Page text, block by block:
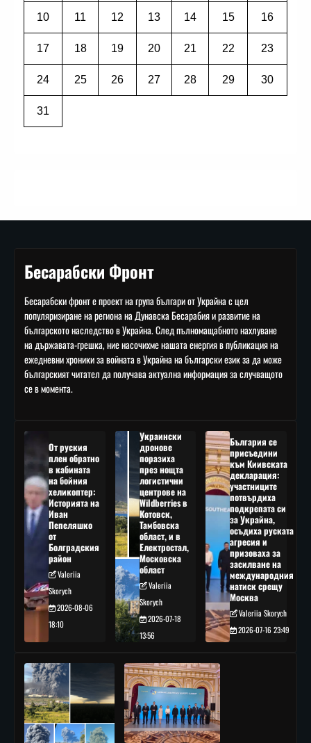
10 11 12 13 14 15 16
17 18 19 20 21 22 23
24 25 26 27 28 29 30
31
Бесарабски Фронт
Бесарабски фронт е проект на група българи от Украйна с цел
популяризиране на региона на Дунавска Бесарабия и развитие на
българското наследство в Украйна. След пълномащабното нахлуване
на държавата-грешка, ние насочихме нашата енергия в публикация на
ежедневни хроники за войната в Украйна на български език за да може
българският читател да получава актуална информация за случващото
се в момента.
От руския
плен обратно
в кабината
на бойния
хеликоптер:
Историята на
Иван
Пепеляшко
от
Болградския
район
Valeriia
Skorych
2026-08-06
18:10
Украински
дронове
поразиха
през нощта
логистични
центрове на
Wildberries в
Котовск,
Тамбовска
област, и в
Електростал,
Московска
област
Valeriia
Skorych
2026-07-18
13:56
България се
присъедини
към Киивската
декларация:
участниците
потвърдиха
подкрепата си
за Украйна,
осъдиха руската
агресия и
призоваха за
засилване на
международния
натиск срещу
Москва
Valeriia Skorych
2026-07-16 23:49